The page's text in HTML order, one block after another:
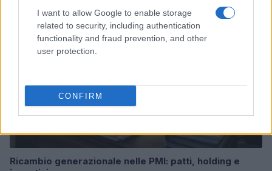
I want to allow Google to enable storage
related to security, including authentication
functionality and fraud prevention, and other
user protection.
CONFIRM
Ricambio generazionale nelle PMI: patti, holding e